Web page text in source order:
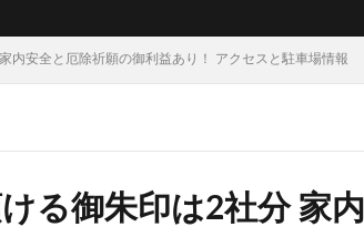
内安全と厄除祈願の御利益あり！ アクセスと駐車場情報
る御朱印は2社分 家内